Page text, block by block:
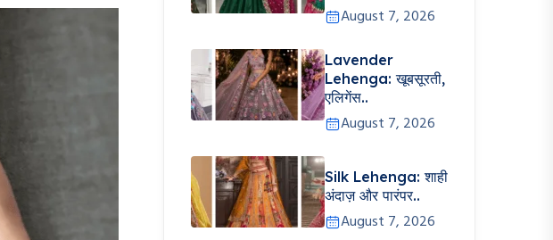
August 7, 2026
Lavender
Lehenga: खूबसूरती,
एलिगेंस..
August 7, 2026
Silk Lehenga: शाही
अंदाज़ और पारंपर..
August 7, 2026